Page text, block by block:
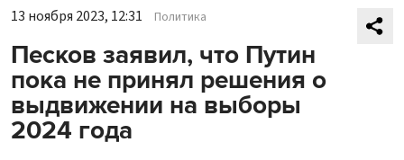
13 ноября 2023, 12:31 Политика
Песков заявил, что Путин
пока не принял решения о
выдвижении на выборы
2024 года